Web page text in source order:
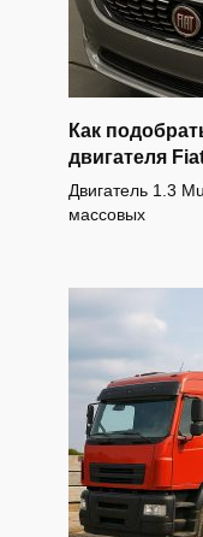
Как
двигателя
Двигатель 1.3
массовых